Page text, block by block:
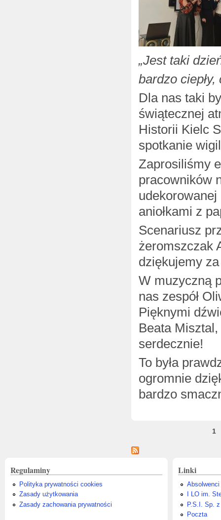
„Jest taki
bardzo
Dla nas taki
świątecznej
Historii Kielc
spotkanie
Zaprosiliśmy
pracowników
aniołkami z
Scenariusz
żeromszczak
dziękujemy
W muzyczną
nas zespół
Pięknymi
Beata
serdecznie!
To była
ogromnie
bardzo
1
Regulaminy
Polityka prywatności cookies
Zasady użytkowania
Zasady zachowania prywatności
Linki
Absolwenci
I LO im.
P.S.I. Sp.
Poczta